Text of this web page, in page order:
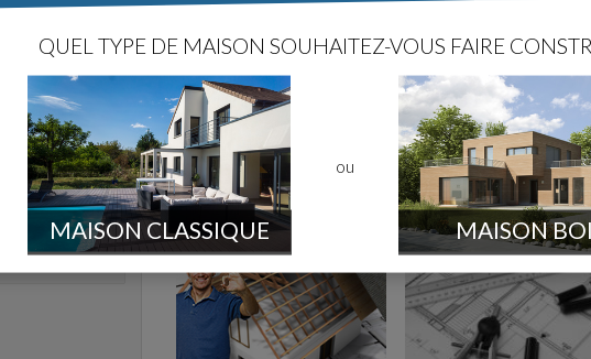
est un
des
thème
Ariege (9)
Récit de construction Agence
Plan définitif
poupougne09
2 0 NC - (9)
Les entreprises du batiment sur
QUEL TYPE DE MAISON SOUHAITEZ-VOUS FAIRE
MAISON CLASSIQUE
ou
MAISON